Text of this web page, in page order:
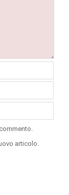
articolo.